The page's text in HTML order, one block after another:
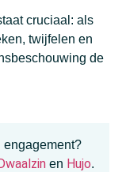
cruciaal: als
twijfelen en
de
engagement?
Dwaalzin en Hujo.